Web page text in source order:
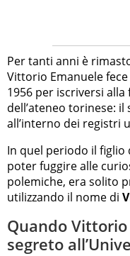
Per tanti anni è
Vittorio Emanuele
1956 per iscriversi alla
dell’ateneo torinese:
all’interno dei registri
In quel periodo il figlio
poter fuggire alle
polemiche, era solito
utilizzando il nome di
Quando
segreto